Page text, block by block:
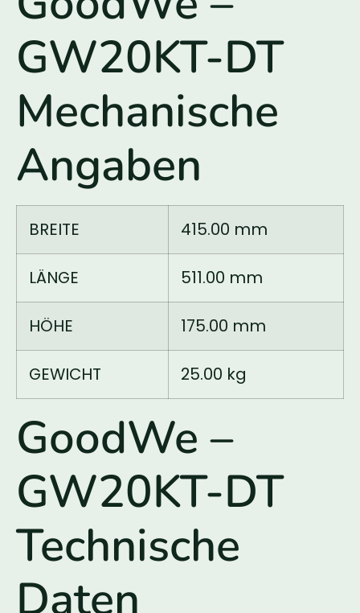
GW20KT-DT
Mechanische
Angaben
BREITE 415.00 mm
LÄNGE 511.00 mm
HÖHE 175.00 mm
GEWICHT 25.00 kg
GoodWe –
GW20KT-DT
Technische
Daten